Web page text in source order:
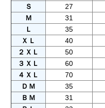
Ｓ
27
Ｍ
31
Ｌ
35
ＸＬ
40
２ＸＬ
50
３ＸＬ
60
４ＸＬ
70
ＤＭ
35
ＢＭ
31